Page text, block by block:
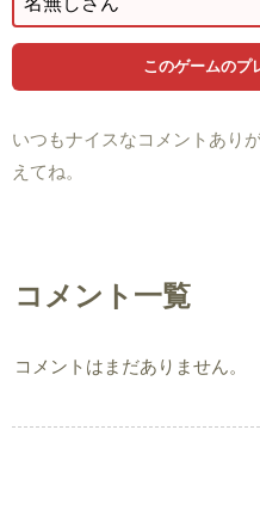
いつもナイスなコメントあり
えてね。
コメント一覧
コメントはまだありません。